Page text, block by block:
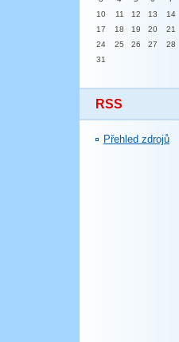
10
11 12 13 14
17
18 19 20 21
24
25 26 27 28
31
RSS
Přehled zdrojů